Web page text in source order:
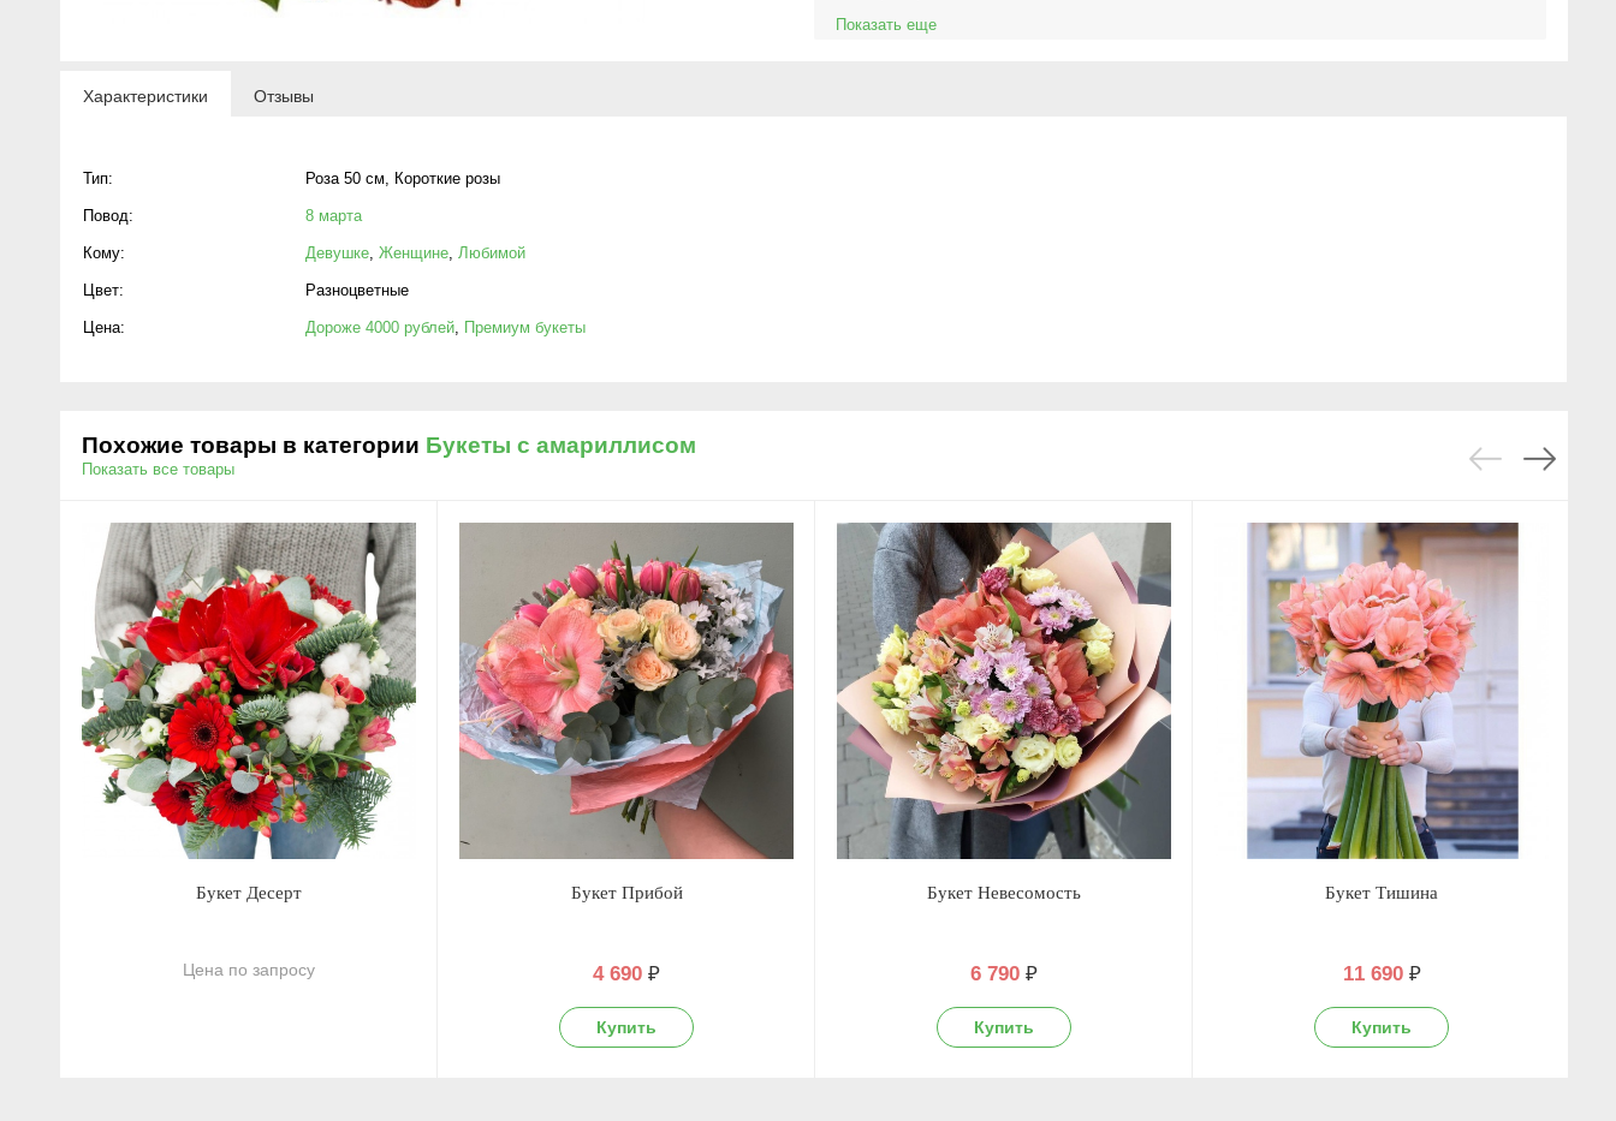
Показать еще
Характеристики Отзывы
Тип: Роза 50 см, Короткие розы
Повод: 8 марта
Кому: Девушке, Женщине, Любимой
Цвет: Разноцветные
Цена: Дороже 4000 рублей, Премиум букеты
Похожие товары в категории Букеты с амариллисом
Показать все товары
Букет Десерт
Цена по запросу
Букет Прибой
4 690 ₽
Букет Невесомость
6 790 ₽
Букет Тишина
11 690 ₽